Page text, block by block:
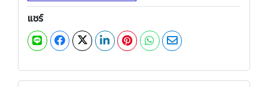
แชร์